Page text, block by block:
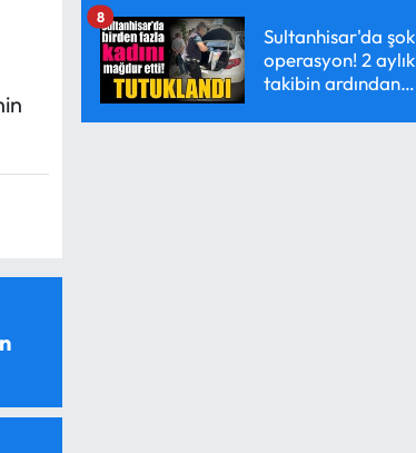
Sultanhisar'da şok
operasyon! 2 aylık
takibin ardından
8